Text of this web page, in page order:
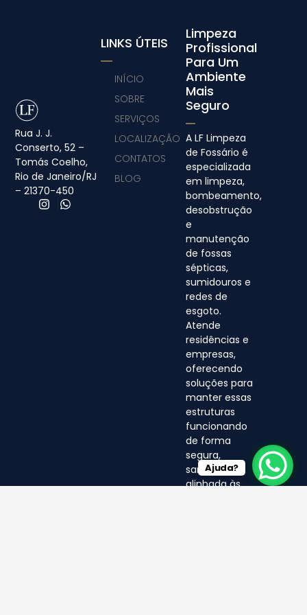
Rua J. J.
Conserto, 52 –
Tomás Coelho,
Rio de Janeiro/RJ
– 21370-450
Limpeza
Profissional
Para Um
Ambiente
Mais
Seguro
A LF Limpeza
de Fossário é
especializada
em limpeza,
bombeamento,
desobstrução
e
manutenção
de fossas
sépticas,
sumidouros e
redes de
esgoto.
Atende
residências e
empresas,
oferecendo
soluções para
manter essas
estruturas
funcionando
de forma
segura,
sanitária e
alinhada às
LINKS ÚTEIS
INÍCIO
SOBRE
SERVIÇOS
LOCALIZAÇÃO
CONTATOS
BLOG
Ajuda?